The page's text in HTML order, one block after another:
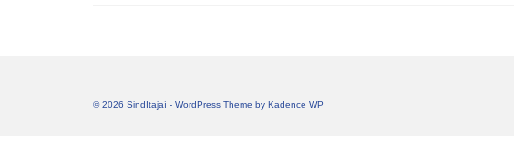
© 2026 SindItajaí - WordPress Theme by Kadence WP